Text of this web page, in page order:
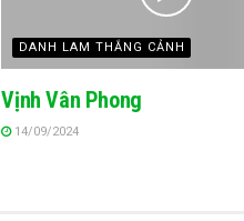
DANH LAM THẮNG CẢNH
Vịnh Vân Phong
14/09/2024